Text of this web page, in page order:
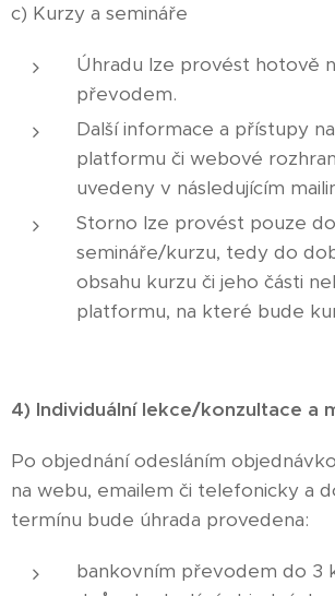
c) Kurzy a semináře
Úhradu lze provést hotově
převodem.
Další informace a přístupy
platformu či webové
uvedeny v následujícím
Storno lze provést pouze
semináře/kurzu, tedy do
obsahu kurzu či jeho části
platformu, na které bude
4) Individuální lekce/konzultace a
Po objednání odesláním
na webu, emailem či telefonicky a
termínu bude úhrada provedena:
bankovním převodem do 3